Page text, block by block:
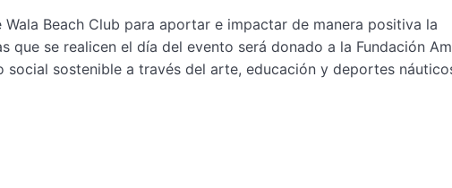
Wala Beach Club para aportar e impactar de manera positiva la
que se realicen el día del evento será donado a la Fundación
sostenible a través del arte, educación y deportes